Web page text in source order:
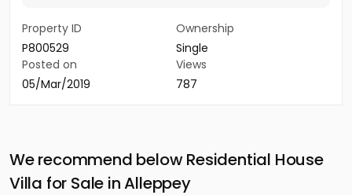
Property ID
P800529
Ownership
Single
Posted on
05/Mar/2019
Views
787
We recommend below Residential House
Villa for Sale in Alleppey